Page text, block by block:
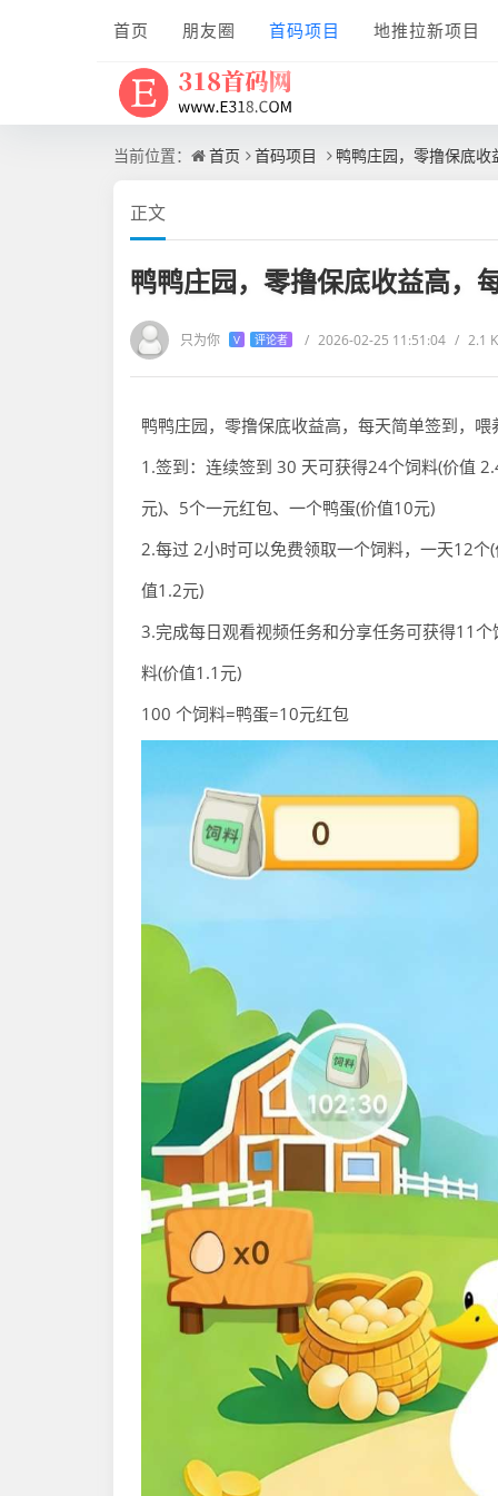
首页 朋友圈 首码项目 地推拉新项目
当前位置： 首页 首码项目 鸭鸭庄园，零撸保底
正文
鸭鸭庄园，零撸保底收益高，
只为你 V 评论者 / 2026-02-25 11:51:04 / 2.1
鸭鸭庄园，零撸保底收益高，每天简单签到，
1.签到：连续签到 30 天可获得24个饲料(价值
元)、5个一元红包、一个鸭蛋(价值10元)
2.每过 2小时可以免费领取一个饲料，一天12个
值1.2元)
3.完成每日观看视频任务和分享任务可获得11个
料(价值1.1元)
100 个饲料=鸭蛋=10元红包